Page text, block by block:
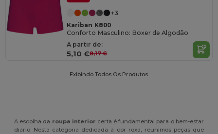
+3
Kariban K800
Conforto Masculino: Boxer de Algodão
A partir de:
5,10 €8,17 €
Exibindo Todos Os Produtos.
A escolha da roupa interior certa é fundamental para o bem-estar
diário. Nesta categoria dedicada à cor roxa, reunimos peças que